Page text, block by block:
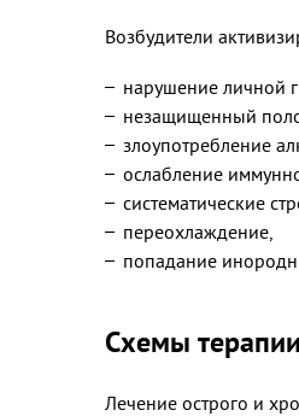
Возбудители
нарушение личной
незащищенный
злоупотребление
ослабление
систематические
переохлаждение,
попадание
Схемы терапии
Лечение острого и